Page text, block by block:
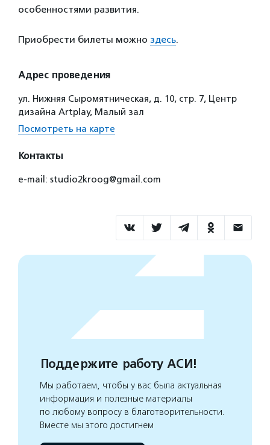
особенностями развития.
Приобрести билеты можно здесь.
Адрес проведения
ул. Нижняя Сыромятническая, д. 10, стр. 7, Центр
дизайна Artplay, Малый зал
Посмотреть на карте
Контакты
e-mail: studio2kroog@gmail.com
Поддержите работу АСИ!
Мы работаем, чтобы у вас была актуальная
информация и полезные материалы
по любому вопросу в благотворительности.
Вместе мы этого достигнем